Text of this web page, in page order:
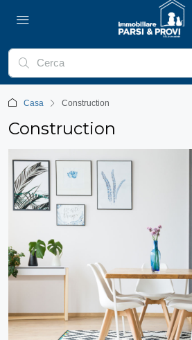
Casa Construction
Construction